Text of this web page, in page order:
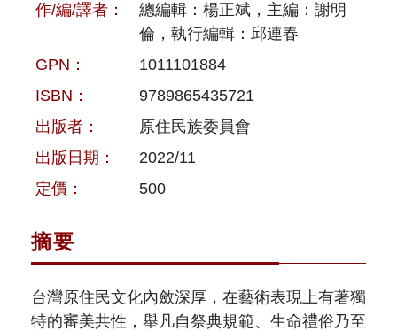
徵稿說明
期刊查詢
作/編/譯者：
總編輯：楊正斌，主編：謝明
倫，執行編輯：邱連春
GPN：
1011101884
ISBN：
9789865435721
出版者：
原住民族委員會
出版日期：
2022/11
定價：
500
摘要
台灣原住民文化內斂深厚，在藝術表現上有著獨
特的審美共性，舉凡自祭典規範、生命禮俗乃至